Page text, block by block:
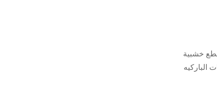
خشبية
الباركيه